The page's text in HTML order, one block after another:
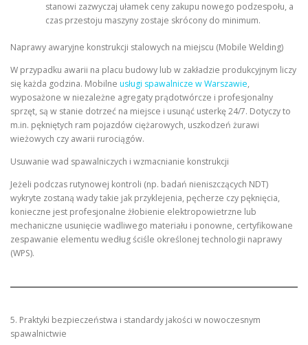
stanowi zazwyczaj ułamek ceny zakupu nowego podzespołu, a
czas przestoju maszyny zostaje skrócony do minimum.
Naprawy awaryjne konstrukcji stalowych na miejscu (Mobile Welding)
W przypadku awarii na placu budowy lub w zakładzie produkcyjnym liczy
się każda godzina. Mobilne usługi spawalnicze w Warszawie,
wyposażone w niezależne agregaty prądotwórcze i profesjonalny
sprzęt, są w stanie dotrzeć na miejsce i usunąć usterkę 24/7. Dotyczy to
m.in. pękniętych ram pojazdów ciężarowych, uszkodzeń żurawi
wieżowych czy awarii rurociągów.
Usuwanie wad spawalniczych i wzmacnianie konstrukcji
Jeżeli podczas rutynowej kontroli (np. badań nieniszczących NDT)
wykryte zostaną wady takie jak przyklejenia, pęcherze czy pęknięcia,
konieczne jest profesjonalne żłobienie elektropowietrzne lub
mechaniczne usunięcie wadliwego materiału i ponowne, certyfikowane
zespawanie elementu według ściśle określonej technologii naprawy
(WPS).
5. Praktyki bezpieczeństwa i standardy jakości w nowoczesnym
spawalnictwie